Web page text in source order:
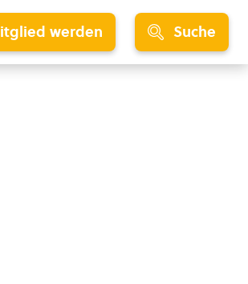
werden Suche